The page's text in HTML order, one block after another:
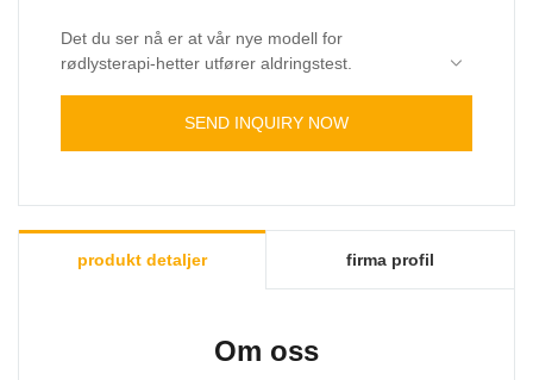
Det du ser nå er at vår nye modell for
rødlysterapi-hetter utfører aldringstest.
minst 8 timer før forsendelse for å sikre at hver
Vi har en seriøs kvalitetskontroll for både
SEND INQUIRY NOW
produkt detaljer firma profil
Om oss